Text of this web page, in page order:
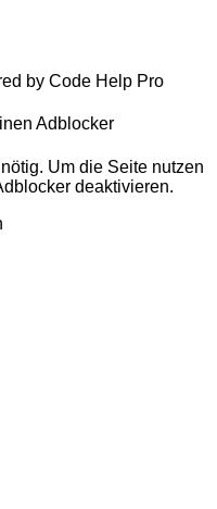
Adblocker
Um die Seite nutzen
deaktivieren.